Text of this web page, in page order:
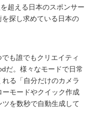
超える日本のスポンサー
探し求めている日本の
も誰でもクリエイティ
だ。様々なモードで日常
る「自分だけのカメラ
モードやクイック作成
を数秒で自動生成して